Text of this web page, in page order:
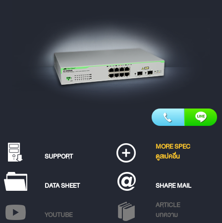
SUPPORT
MORE SPEC
ดูสเปคอื่น
DATA SHEET SHARE MAIL
YOUTUBE
ARTICLE
บทความ